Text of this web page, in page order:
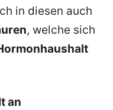
in diesen auch
, welche sich
an